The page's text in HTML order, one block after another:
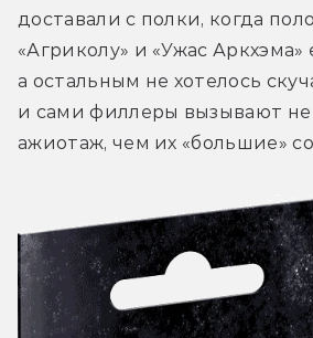
доставали с полки, когда
«Агриколу» и «Ужас
а остальным не хотелось
и сами филлеры вызывают
ажиотаж, чем их «большие»